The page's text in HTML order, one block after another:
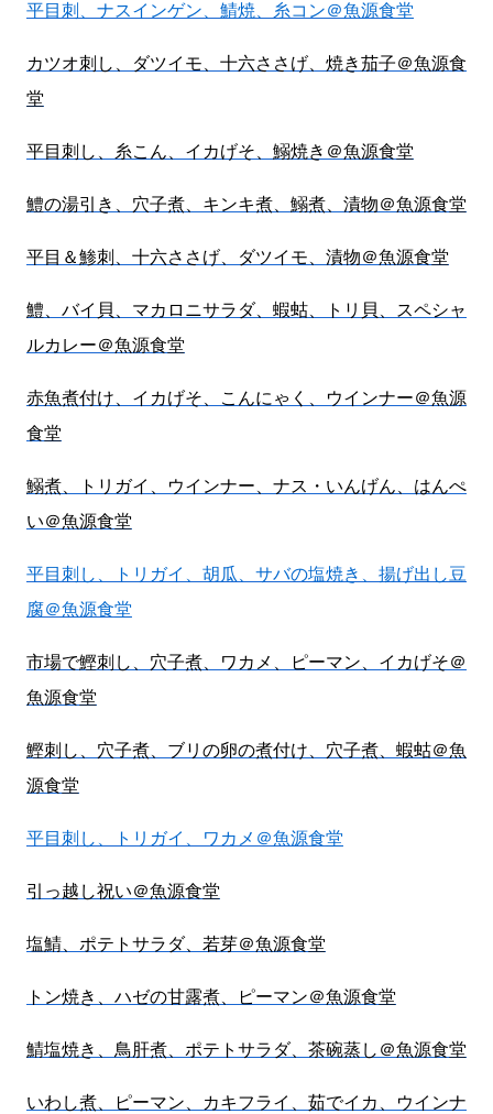
平目刺、ナスインゲン、鯖焼、糸コン＠魚源食堂
カツオ刺し、ダツイモ、十六ささげ、焼き茄子＠魚源食
堂
平目刺し、糸こん、イカげそ、鰯焼き＠魚源食堂
鱧の湯引き、穴子煮、キンキ煮、鰯煮、漬物＠魚源食堂
平目＆鯵刺、十六ささげ、ダツイモ、漬物＠魚源食堂
鱧、バイ貝、マカロニサラダ、蝦蛄、トリ貝、スペシャ
ルカレー＠魚源食堂
赤魚煮付け、イカげそ、こんにゃく、ウインナー＠魚源
食堂
鰯煮、トリガイ、ウインナー、ナス・いんげん、はんぺ
い＠魚源食堂
平目刺し、トリガイ、胡瓜、サバの塩焼き、揚げ出し豆
腐＠魚源食堂
市場で鰹刺し、穴子煮、ワカメ、ピーマン、イカげそ＠
魚源食堂
鰹刺し、穴子煮、ブリの卵の煮付け、穴子煮、蝦蛄＠魚
源食堂
平目刺し、トリガイ、ワカメ＠魚源食堂
引っ越し祝い＠魚源食堂
塩鯖、ポテトサラダ、若芽＠魚源食堂
トン焼き、ハゼの甘露煮、ピーマン＠魚源食堂
鯖塩焼き、鳥肝煮、ポテトサラダ、茶碗蒸し＠魚源食堂
いわし煮、ピーマン、カキフライ、茹でイカ、ウインナ